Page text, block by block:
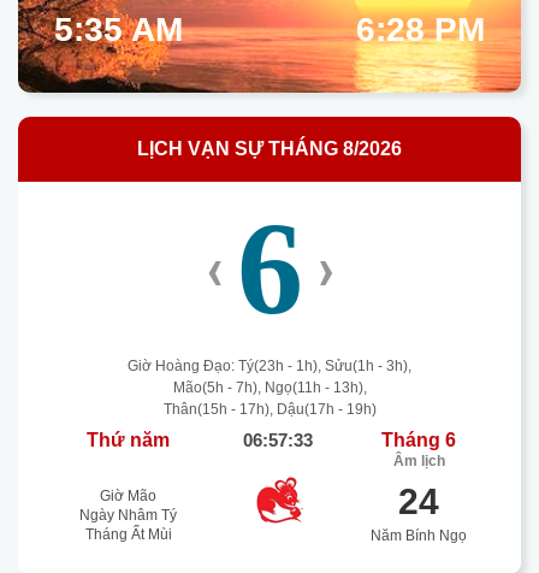
5:35 AM 6:28 PM
LỊCH VẠN SỰ THÁNG 8/2026
‹ 6 ›
Giờ Hoàng Đạo: Tý(23h - 1h), Sửu(1h - 3h),
Mão(5h - 7h), Ngọ(11h - 13h),
Thân(15h - 17h), Dậu(17h - 19h)
Thứ năm 06:57:34 Tháng 6
Âm lịch
Giờ Mão
Ngày Nhâm Tý
Tháng Ất Mùi
24
Năm Bính Ngọ